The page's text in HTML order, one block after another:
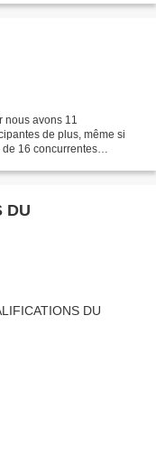
nous avons 11
de plus, même si
16 concurrentes
DU